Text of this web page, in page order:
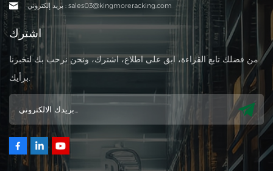
بريد إلكتروني : sales03@kingmoreracking.com
اشترك
من فضلك تابع القراءة، ابق على اطلاع، اشترك، ونحن نرحب بك لتخبرنا
برأيك.